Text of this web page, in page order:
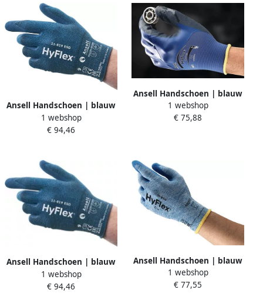
Ansell Handschoen | blauw
| EN 388 EN 16350 PSA-
categorie II | EN 388 EN
1 webshop
€ 94,46
Ansell Handschoen | blauw
| EN 388 PSA-categorie II |
Spandex nylonweefsel
1 webshop
€ 75,88
Ansell Handschoen | blauw
| EN 388 EN 16350 PSA-
categorie II | EN 388 EN
1 webshop
€ 94,46
Ansell Handschoen | blauw
| EN 388 PSA-categorie II |
nylon m.nitril | 12 paar 11-
1 webshop
€ 77,55